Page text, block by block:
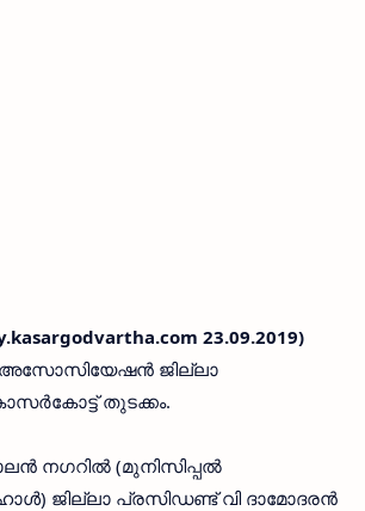
23.09.2019)
അസോസിയേഷന്‍ ജില്ലാ
തുടക്കം.
നഗറില്‍ (മുനിസിപ്പല്‍
ജില്ലാ പ്രസിഡണ്ട് വി ദാമോദരന്‍